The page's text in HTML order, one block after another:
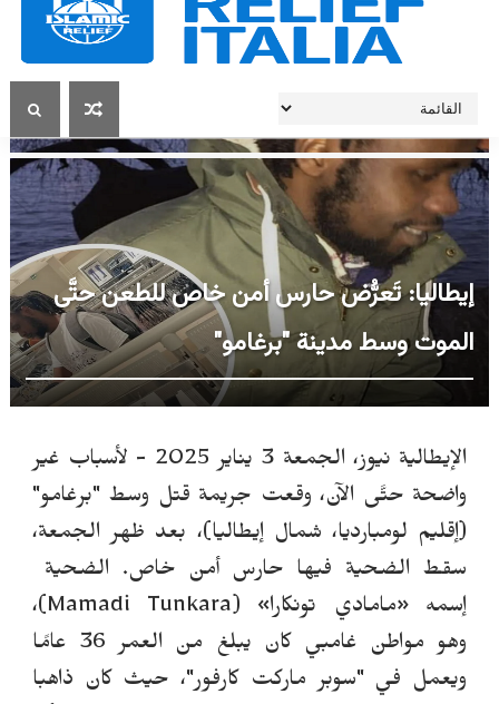
إيطاليا: تَعرُّض حارس أمن خاص للطعن حتَّى
الموت وسط مدينة "برغامو"
الإيطالية نيوز، الجمعة 3 يناير 2025 - لأسباب غير
واضحة حتَّى الآن، وقعت جريمة قتل وسط "برغامو"
(إقليم لومبارديا، شمال إيطاليا)، بعد ظهر الجمعة،
سقط الضحية فيها حارس أمن خاص. الضحية
إسمه «مامادي تونكارا» (Mamadi Tunkara)،
وهو مواطن غامبي
كان يبلغ من العمر 36 عامًا
ويعمل في "سوبر ماركت كارفور"، حيث كان ذاهبا